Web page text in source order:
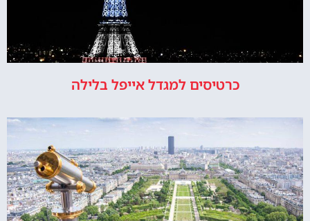
כרטיסים למגדל אייפל בלילה